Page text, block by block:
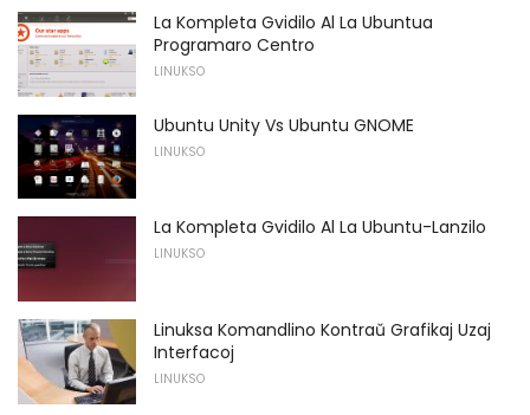
La Kompleta Gvidilo Al La Ubuntua
Programaro Centro
LINUKSO
Ubuntu Unity Vs Ubuntu GNOME
LINUKSO
La Kompleta Gvidilo Al La Ubuntu-Lanzilo
LINUKSO
Linuksa Komandlino Kontraŭ Grafikaj Uzaj
Interfacoj
LINUKSO